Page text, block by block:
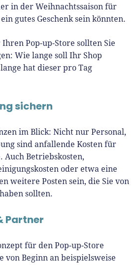
in der Weihnachtssaison für
gutes Geschenk sein könnten.
Pop-up-Store sollten Sie
Wie lange soll Ihr Shop
hat dieser pro Tag
sichern
im Blick: Nicht nur Personal,
sind anfallende Kosten für
Auch Betriebskosten,
oder etwa eine
weitere Posten sein, die Sie von
sollten.
Partner
für den Pop-up-Store
von Beginn an beispielsweise